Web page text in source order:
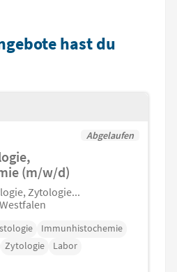
hast du
Abgelaufen
(m/w/d)
Zytologie...
Immunhistochemie
Zytologie Labor